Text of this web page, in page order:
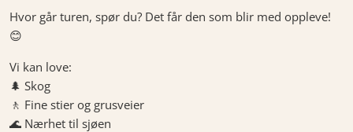
Hvor går turen, spør du? Det får den som blir med oppleve!
😊
Vi kan love:
🌲 Skog
🚶 Fine stier og grusveier
🌊 Nærhet til sjøen